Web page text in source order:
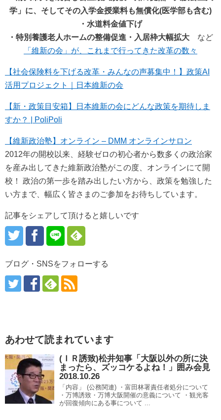
学」に、そしてその入学金授業料も無償化(医学部も含む)
・水道料金値下げ
・特別養護老人ホームの整備促進・入居枠大幅拡大 など
「維新の会」が、これまで行ってきた改革の数々
【社会保険料を下げる改革・みんなの声募集中！】政策AI
活用プロジェクト｜日本維新の会
【新・政策目安箱】日本維新の会にどんな政策を期待しま
すか？ | PoliPoli
【維新政治塾】オンライン – DMM オンラインサロン
2012年の開校以来、経験ゼロの初心者から数多くの政治家
を産み出してきた維新政治塾がこの度、オンラインにて開
校！ 政治の第一歩を踏み出したい方から、政策を勉強した
い方まで、幅広く皆さまのご参加をお待ちしています。
記事をシェアして頂けると嬉しいです
ブログ・SNSをフォローする
あわせて読まれています
(ＩＲ誘致)松井知事「大阪以外の所に決
まったら、ズッコケるよね！」囲み会見
2018.10.26
「内容」 (公務関連) ・富田林署責任者処分について
・万博誘致・万博大阪開催の意義について ・観光客
が回復傾向にある事について ...